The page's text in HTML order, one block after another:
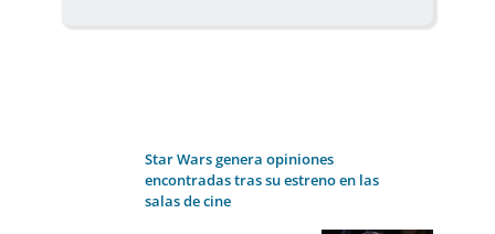
Star Wars genera opiniones
encontradas tras su estreno en las
salas de cine